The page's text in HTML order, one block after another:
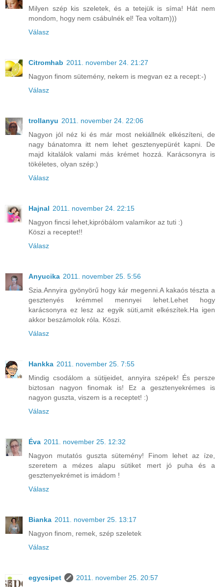
Milyen szép kis szeletek, és a tetejük is síma! Hát nem
mondom, hogy nem csábulnék el! Tea voltam)))
Válasz
Citromhab 2011. november 24. 21:27
Nagyon finom sütemény, nekem is megvan ez a recept:-)
Válasz
trollanyu 2011. november 24. 22:06
Nagyon jól néz ki és már most nekiállnék elkészíteni, de
nagy bánatomra itt nem lehet gesztenyepürét kapni. De
majd kitalálok valami más krémet hozzá. Karácsonyra is
tökéletes, olyan szép:)
Válasz
Hajnal 2011. november 24. 22:15
Nagyon fincsi lehet,kipróbálom valamikor az tuti :)
Köszi a receptet!!
Válasz
Anyucika 2011. november 25. 5:56
Szia.Annyira gyönyörű hogy kár megenni.A kakaós tészta a
gesztenyés krémmel mennyei lehet.Lehet hogy
karácsonyra ez lesz az egyik süti,amit elkészítek.Ha igen
akkor beszámolok róla. Köszi.
Válasz
Hankka 2011. november 25. 7:55
Mindig csodálom a sütijeidet, annyira szépek! És persze
biztosan nagyon finomak is! Ez a gesztenyekrémes is
nagyon guszta, viszem is a receptet! :)
Válasz
Éva 2011. november 25. 12:32
Nagyon mutatós guszta sütemény! Finom lehet az íze,
szeretem a mézes alapu sütiket mert jó puha és a
gesztenyekrémet is imádom !
Válasz
Bianka 2011. november 25. 13:17
Nagyon finom, remek, szép szeletek
Válasz
egycsipet
2011. november 25. 20:57